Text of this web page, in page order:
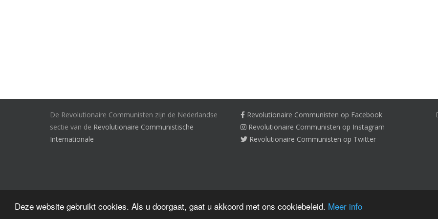
Deze website gebruikt cookies. Als u doorgaat, gaat u akkoord met ons cookiebeleid. Meer info
De Revolutionaire Communisten zijn de Nederlandse
sectie van de Revolutionaire Communistische
Internationale
Revolutionaire Communisten op Facebook
Revolutionaire Communisten op Instagram
Revolutionaire Communisten op Twitter